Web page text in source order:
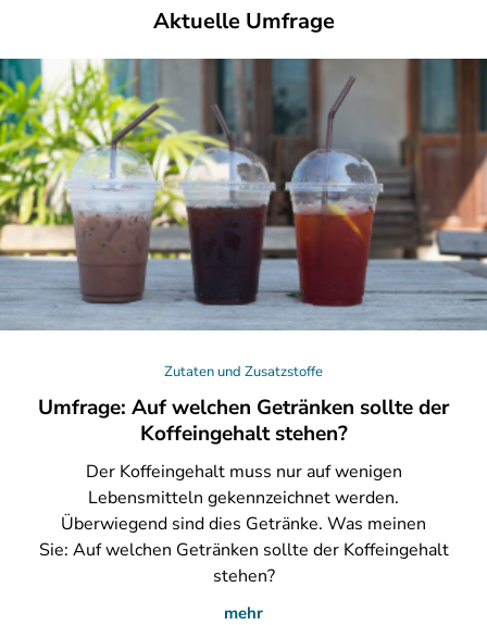
Aktuelle Umfrage
Zutaten und Zusatzstoffe
Umfrage: Auf welchen Getränken sollte der
Koffeingehalt stehen?
DerKoffeingehalt muss nur auf wenigen
Lebensmitteln gekennzeichnet werden.
Überwiegend sind dies Getränke. Was meinen
Sie: Auf welchen Getränken sollte der Koffeingehalt
stehen?
mehr